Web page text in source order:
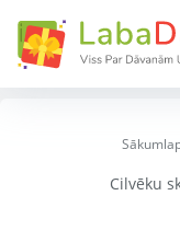
Cilvēku